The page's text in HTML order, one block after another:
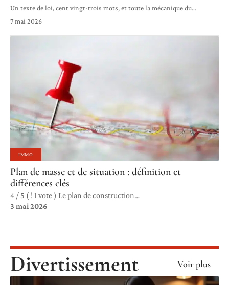
Un texte de loi, cent vingt-trois mots, et toute la mécanique du…
7 mai 2026
IMMO
Plan de masse et de situation : définition et
différences clés
4 / 5 ( ! 1 vote ) Le plan de construction…
3 mai 2026
Divertissement Voir plus